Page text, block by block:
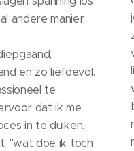
andere manier
en zo liefdevol.
te
dat ik me
in te duiken.
"wat doe ik toch